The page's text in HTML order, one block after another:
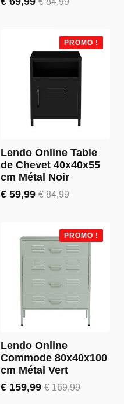
Le
€ 84,99.
Le
€ 69,99.
PROMO !
Lendo Online Table
de Chevet 40x40x55
cm Métal Noir
€84,99
Le
était :
€ 84,99.
€ 59,99
Le
est :
€ 59,99.
PROMO !
Lendo Online
Commode 80x40x100
cm Métal Vert
€169,99
Le
€ 159,99
Le